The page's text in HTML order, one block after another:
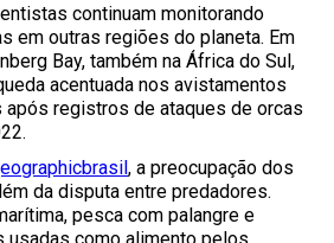
continuam monitorando
em outras regiões do planeta. Em
Bay, também na África do Sul,
acentuada nos avistamentos
após registros de ataques de orcas
, a preocupação dos
da disputa entre predadores.
pesca com palangre e